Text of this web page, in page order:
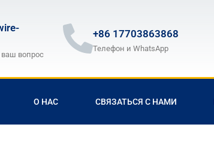
вопрос
+86 17703863868
Телефон и WhatsApp
О НАС СВЯЗАТЬСЯ С НАМИ